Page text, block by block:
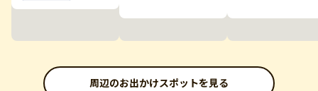
周辺のお出かけスポットを見る